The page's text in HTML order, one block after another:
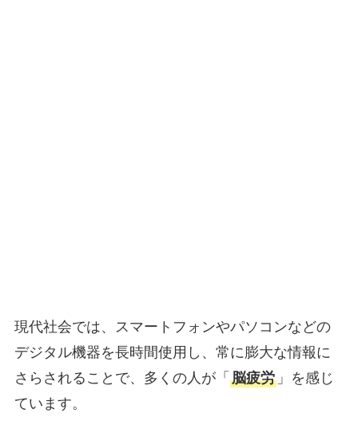
現代社会では、スマートフォンやパソコンなどの
デジタル機器を長時間使用し、常に膨大な情報に
さらされることで、多くの人が「 脳疲労」を感じ
ています。